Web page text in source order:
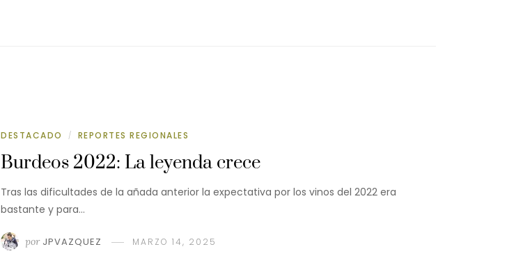
DESTACADO / REPORTES REGIONALES
Burdeos 2022: La leyenda crece
Tras las dificultades de la añada anterior la expectativa por los vinos del 2022 era
bastante y para…
por JPVAZQUEZ MARZO 14, 2025